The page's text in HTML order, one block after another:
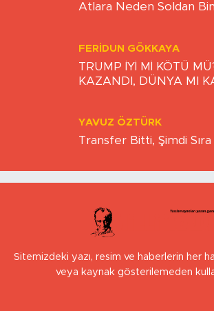
Atlara Neden Soldan
FERIDUN GÖKKAYA
TRUMP İYİ Mİ KÖTÜ
KAZANDI, DÜNYA MI
YAVUZ ÖZTÜRK
Transfer Bitti, Şimdi
Sitemizdeki yazı, resim ve haberlerin her
veya kaynak gösterilemeden